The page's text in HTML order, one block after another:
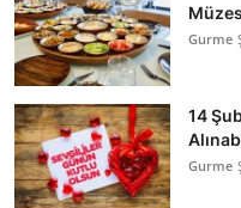
Gurme
14
Gurme